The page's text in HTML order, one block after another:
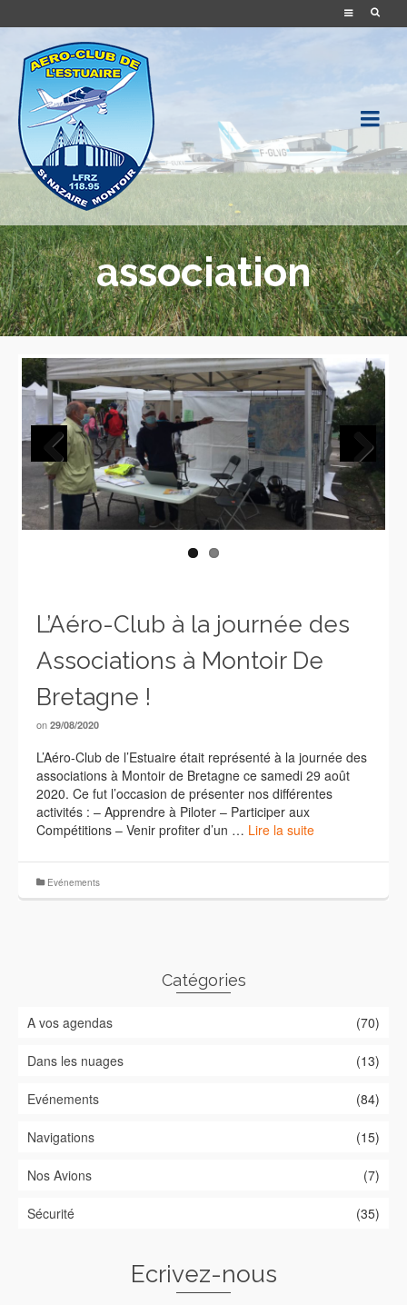
association
Previous Next
L’Aéro-Club à la journée des
Associations à Montoir De
Bretagne !
on 29/08/2020
L’Aéro-Club de l’Estuaire était représenté à la journée des
associations à Montoir de Bretagne ce samedi 29 août
2020. Ce fut l’occasion de présenter nos différentes
activités : – Apprendre à Piloter – Participer aux
Compétitions – Venir profiter d’un … Lire la suite
Evénements
Catégories
A vos agendas (70)
Dans les nuages (13)
Evénements (84)
Navigations (15)
Nos Avions (7)
Sécurité (35)
Ecrivez-nous